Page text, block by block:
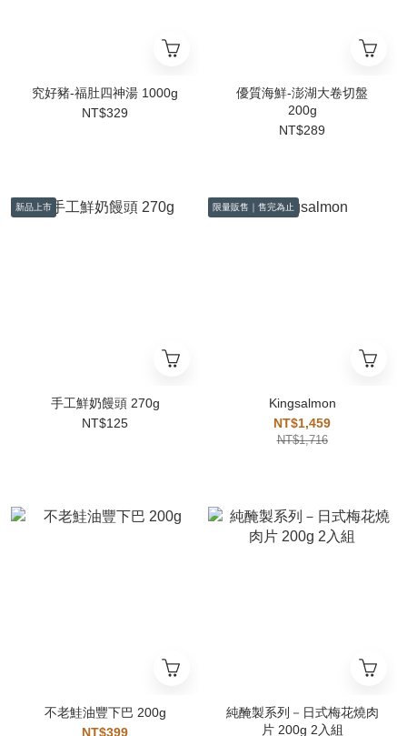
究好豬-福肚四神湯 1000g
NT$329
優質海鮮-澎湖大卷切盤
200g
NT$289
新品上市
手工鮮奶饅頭 270g
NT$125
限量販售｜售完為止
Kingsalmon
NT$1,459
NT$1,716
不老鮭油豐下巴 200g
NT$399
純醃製系列－日式梅花燒肉
片 200g 2入組